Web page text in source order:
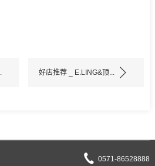
好店推荐 _ E.LING&顶...
0571-86528888